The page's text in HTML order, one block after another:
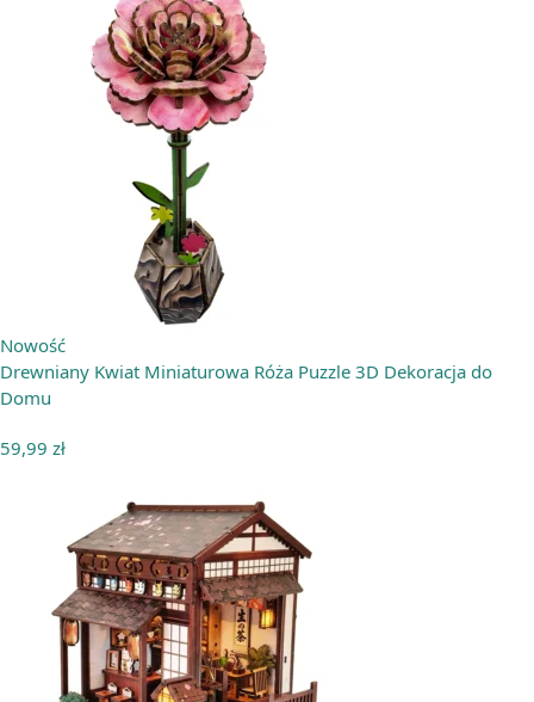
Nowość
Drewniany Kwiat Miniaturowa Róża Puzzle 3D Dekoracja do
Domu
59,99 zł